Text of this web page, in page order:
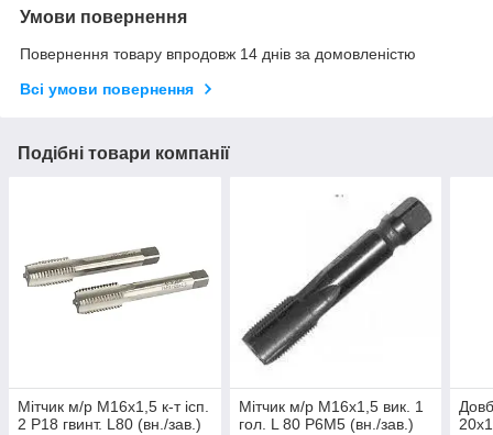
Умови повернення
Повернення товару впродовж 14 днів за домовленістю
Всі умови повернення
Подібні товари компанії
Мітчик м/р М16х1,5 к-т ісп.
2 Р18 гвинт. L80 (вн./зав.)
Мітчик м/р М16х1,5 вик. 1
гол. L 80 Р6М5 (вн./зав.)